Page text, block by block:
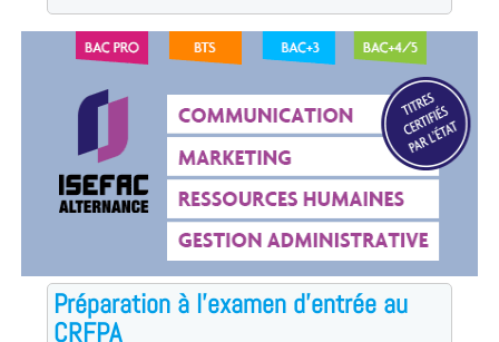
Préparation à l'examen d'entrée au
CRFPA